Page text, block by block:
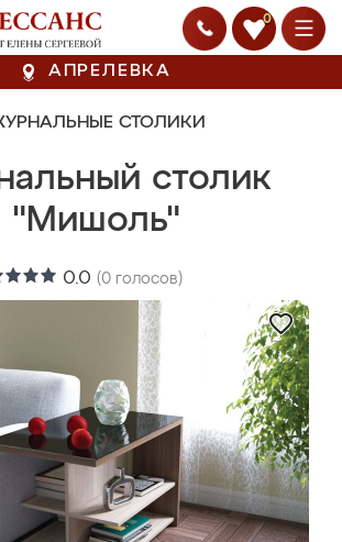
0
АПРЕЛЕВКА
СТОЛИКИ
столик
"Мишоль"
0.0 (0 голосов)